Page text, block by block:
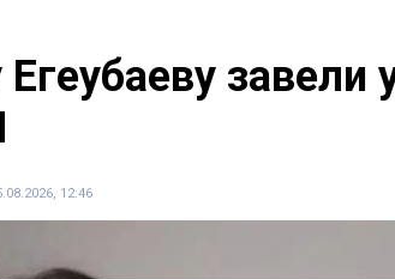
завели
12:46